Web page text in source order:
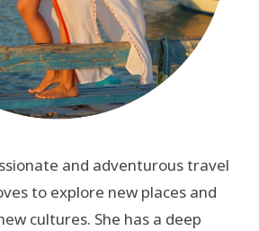
and adventurous travel
to explore new places and
cultures. She has a deep